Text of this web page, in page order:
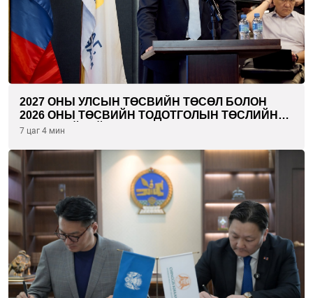
2027 ОНЫ УЛСЫН ТӨСВИЙН ТӨСӨЛ БОЛОН
2026 ОНЫ ТӨСВИЙН ТОДОТГОЛЫН ТӨСЛИЙН
ОЛОН НИЙТИЙН ХЭЛЭЛЦҮҮЛЭГ БОЛЛОО
7 цаг 4 мин